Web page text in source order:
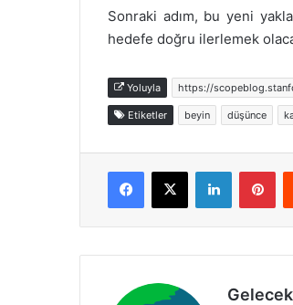
Sonraki adım, bu yeni
hedefe doğru ilerlemek
Yoluyla https://
Etiketler beyin düşünce
Facebook
X LinkedIn